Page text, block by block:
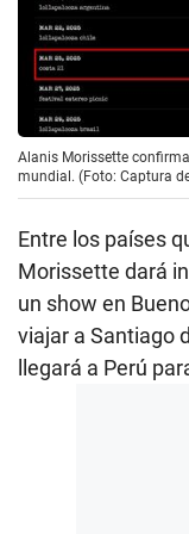
Alanis Morissette
mundial. (Foto: Captura
Entre los países
Morissette dará
un show en
viajar a Santiago
llegará a Perú